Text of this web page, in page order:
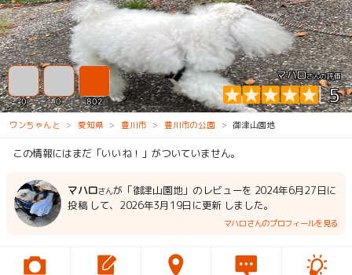
マハロさんの評価
5
0 0 802
ワンちゃんと 愛知県 豊川市 豊川市の公園 御津山園地
この情報にはまだ「いいね！」がついていません。
マハロさんが「御津山園地」のレビューを 2024年6月27日に
投稿 して、2026年3月19日に更新 しました。
マハロさんのプロフィールを見る